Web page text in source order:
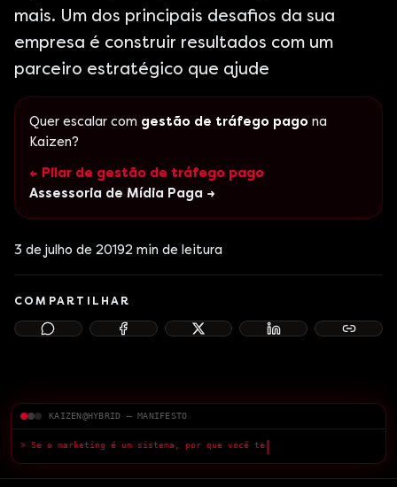
mais. Um dos principais desafios da sua
empresa é construir resultados com um
parceiro estratégico que ajude
Quer escalar com gestão de tráfego pago na
Kaizen?
← Pilar de gestão de tráfego pago
Assessoria de Mídia Paga →
3 de julho de 20192 min de leitura
COMPARTILHAR
KAIZEN@HYBRID — MANIFESTO
pode fazer?█